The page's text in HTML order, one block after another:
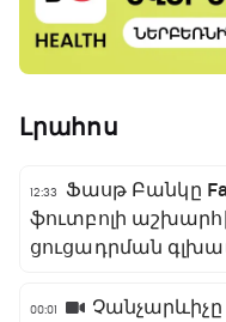
Լրահոս
12:33
Ֆասթ Բանկը
ֆուտբոլի
ցուցադրման
00:01 Չանչարևիչը